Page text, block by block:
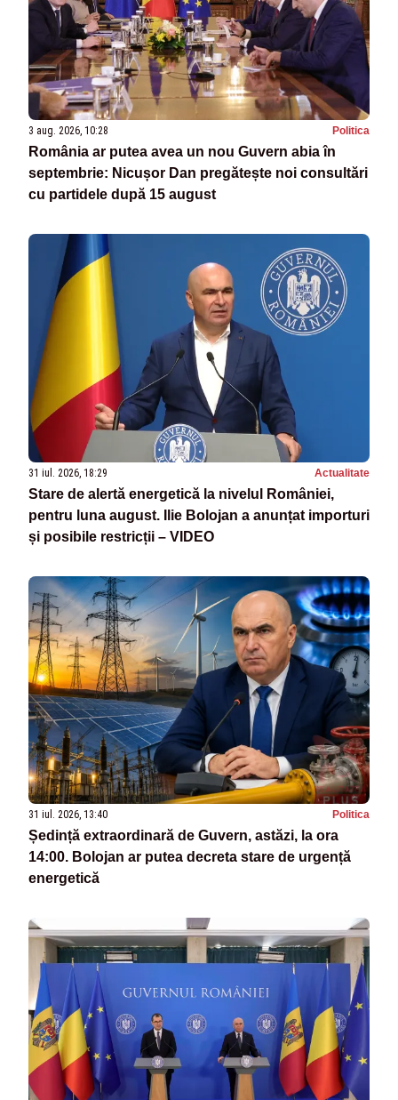
3 aug. 2026, 10:28 Politica
România ar putea avea un nou Guvern abia în
septembrie: Nicușor Dan pregătește noi consultări
cu partidele după 15 august
31 iul. 2026, 18:29 Actualitate
Stare de alertă energetică la nivelul României,
pentru luna august. Ilie Bolojan a anunțat importuri
și posibile restricții – VIDEO
31 iul. 2026, 13:40 Politica
Ședință extraordinară de Guvern, astăzi, la ora
14:00. Bolojan ar putea decreta stare de urgență
energetică